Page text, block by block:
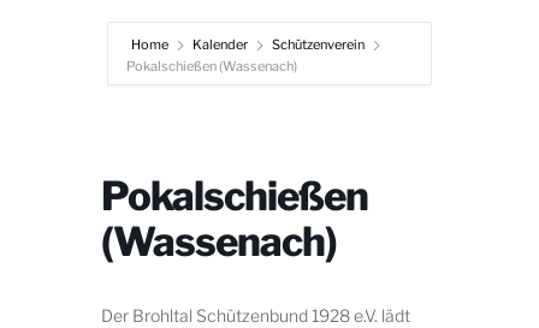
Home Kalender
Schützenverein
Pokalschießen (Wassenach)
Pokalschießen
(Wassenach)
Der Brohltal Schützenbund 1928 e.V. lädt